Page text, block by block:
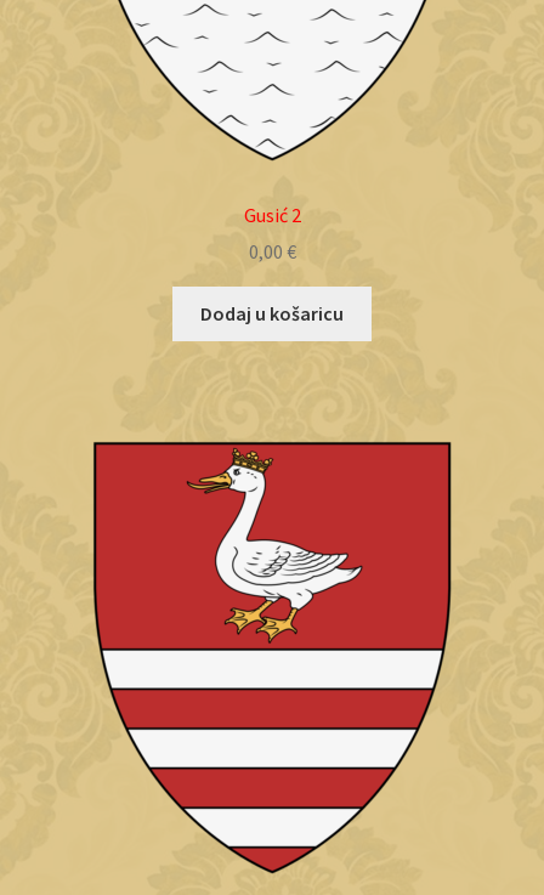
Gusić 2
0,00 €
Dodaj u košaricu